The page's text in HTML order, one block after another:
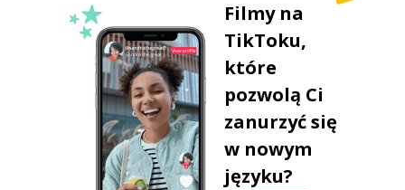
Filmy na
TikToku,
które
pozwolą Ci
zanurzyć się
w nowym
języku?